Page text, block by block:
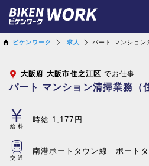
ビケンワーク 求人 パート マンション
大阪府 大阪市住之江区 でお仕事
パート マンション清掃業務（
給料
時給 1,177円
交通
南港ポートタウン線 ポート